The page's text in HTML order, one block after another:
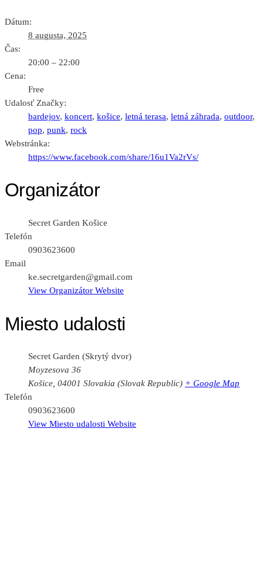
Dátum:
8 augusta, 2025
Čas:
20:00 – 22:00
Cena:
Free
Udalosť Značky:
bardejov, koncert, košice, letná terasa, letná záhrada, outdoor,
pop, punk, rock
Webstránka:
https://www.facebook.com/share/16u1Va2rVs/
Organizátor
Secret Garden Košice
Telefón
0903623600
Email
ke.secretgarden@gmail.com
View Organizátor Website
Miesto udalosti
Secret Garden (Skrytý dvor)
Moyzesova 36
Košice 04001 Slovakia (Slovak Republic) + Google Map
Telefón
0903623600
View Miesto udalosti Website